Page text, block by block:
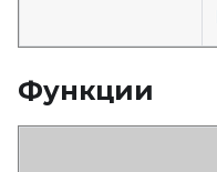
Функции